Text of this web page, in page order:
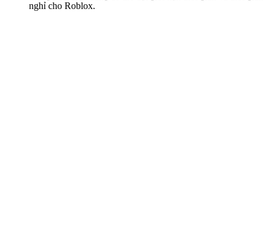
nghỉ cho Roblox.